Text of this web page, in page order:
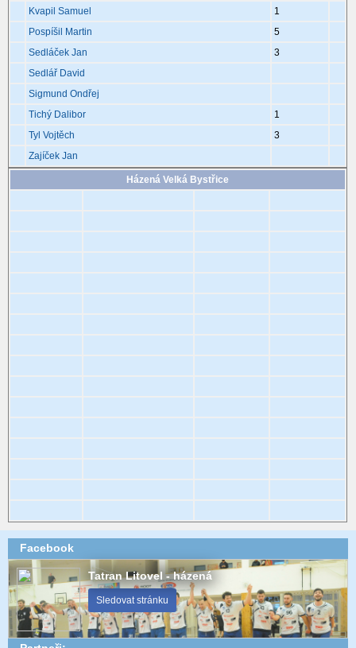
Kvapil Samuel
1
Pospíšil Martin
5
Sedláček Jan
3
Sedlář David
Sigmund Ondřej
Tichý Dalibor
1
Tyl Vojtěch
3
Zajíček Jan
Házená Velká Bystřice
Facebook
Tatran Litovel - házená
Sledovat stránku